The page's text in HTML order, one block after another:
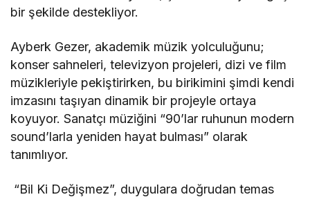
bir şekilde destekliyor.
Ayberk Gezer, akademik müzik yolculuğunu;
konser sahneleri, televizyon projeleri, dizi ve film
müzikleriyle pekiştirirken, bu birikimini şimdi kendi
imzasını taşıyan dinamik bir projeyle ortaya
koyuyor. Sanatçı müziğini “90’lar ruhunun modern
sound’larla yeniden hayat bulması” olarak
tanımlıyor.
“Bil Ki Değişmez”, duygulara doğrudan temas